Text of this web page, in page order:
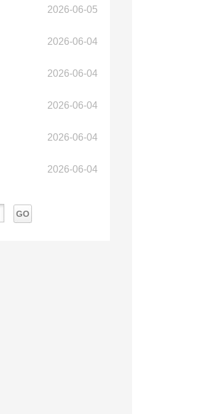
2026-06-05
2026-06-04
2026-06-04
2026-06-04
2026-06-04
2026-06-04
GO